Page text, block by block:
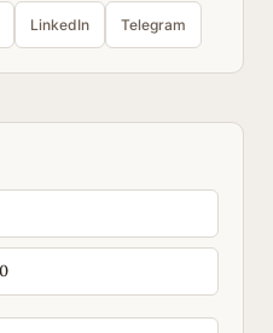
LinkedIn Telegram